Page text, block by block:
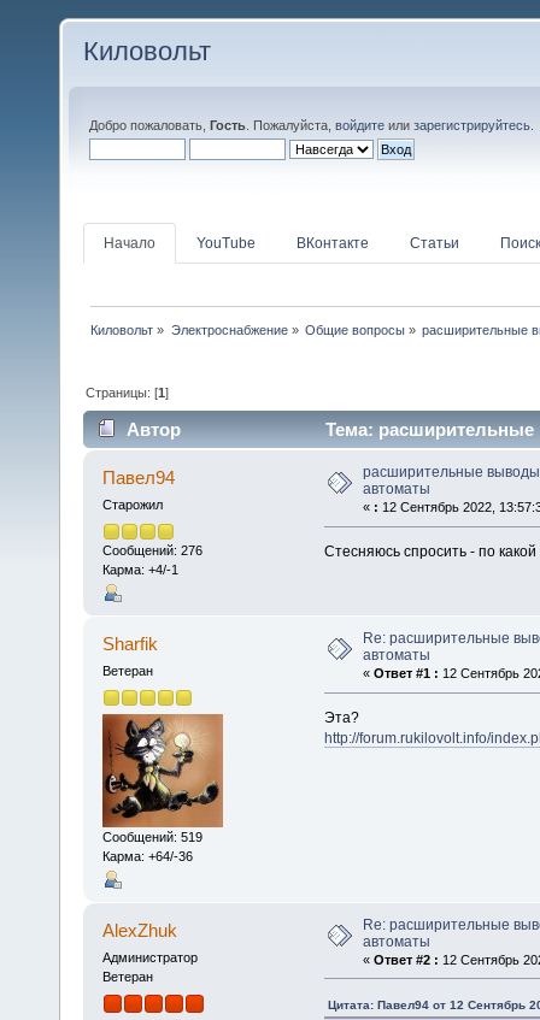
Киловольт
Добро пожаловать, Гость . Пожалуйста, войдите или зарегистрируйтесь
Начало YouTube ВКонтакте Статьи Поиск
Киловольт » Электроснабжение» Общие вопросы» расширительные
Страницы: [1]
Автор Тема: расширительные
Павел94
Старожил
Сообщений: 276
Карма: +4/-1
расширительные выводы
автоматы
« : 12 Сентябрь 2022,
Стесняюсь спросить - по
Sharfik
Ветеран
Сообщений: 519
Карма: +64/-36
Re: расширительные
автоматы
« Ответ #1 : 12 Сентябрь
Эта?
http://forum.rukilovolt.info/
AlexZhuk
Администратор
Ветеран
Re: расширительные
автоматы
« Ответ #2 : 12 Сентябрь
Цитата: Павел94 от 12 Сентябрь